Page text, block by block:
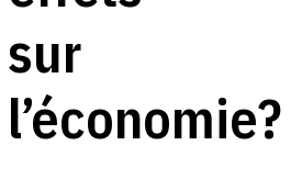
sur
l’économie?